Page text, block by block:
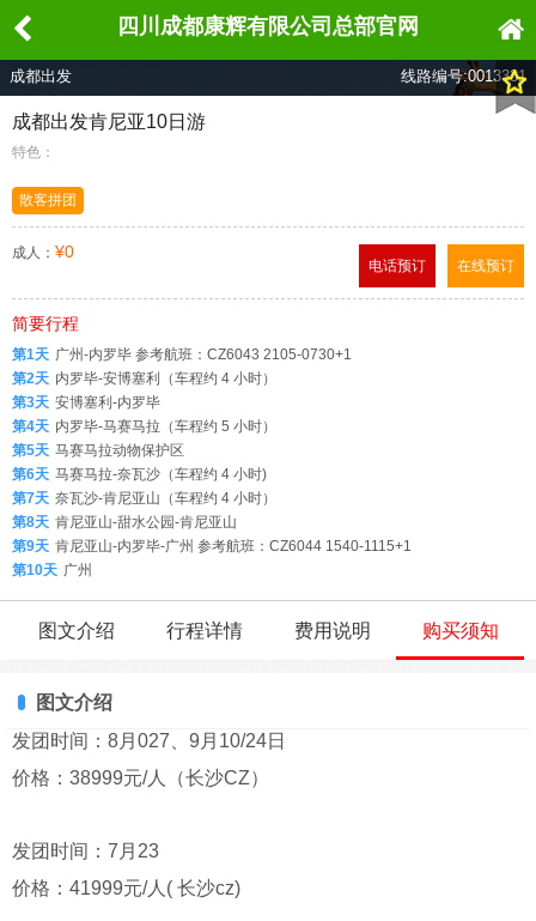
四川成都康辉有限公司总部官网
成都出发 线路编号:0013331
成都出发肯尼亚10日游
特色：
散客拼团
成人： ¥0
在线预订
电话预订
简要行程
第1天 广州-内罗毕 参考航班：CZ6043 2105-0730+1
第2天 内罗毕-安博塞利（车程约 4 小时）
第3天 安博塞利-内罗毕
第4天 内罗毕-马赛马拉（车程约 5 小时）
第5天 马赛马拉动物保护区
第6天 马赛马拉-奈瓦沙（车程约 4 小时)
第7天 奈瓦沙-肯尼亚山（车程约 4 小时）
第8天 肯尼亚山-甜水公园-肯尼亚山
第9天 肯尼亚山-内罗毕-广州 参考航班：CZ6044 1540-1115+1
第10天 广州
图文介绍 行程详情 费用说明 购买须知
图文介绍
发团时间：8月027、9月10/24日
价格：38999元/人（长沙CZ）
发团时间：7月23
价格：41999元/人( 长沙cz)